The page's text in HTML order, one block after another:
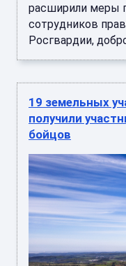
расширили меры
сотрудников
Росгвардии,
19 земельных
получили
бойцов